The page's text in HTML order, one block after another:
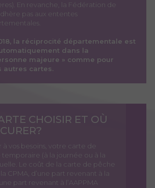
En revanche, la Fédération de
pas aux ententes
la réciprocité départementale est
dans la
majeure » comme pour
autres cartes.
CHOISIR ET OÙ
à vos besoins, votre carte de
(à la journée ou à la
Le coût de la carte de pêche
CPMA, d’une part revenant à la
part revenant à l’AAPPMA